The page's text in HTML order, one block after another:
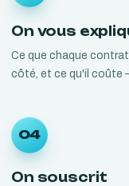
On vous
Ce que chaque
côté, et ce qu'il coûte
04
On souscrit